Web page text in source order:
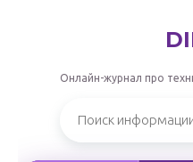
Онлайн-журнал про